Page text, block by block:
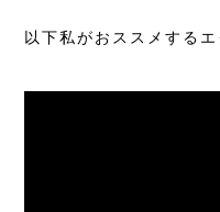
以下私がおススメする